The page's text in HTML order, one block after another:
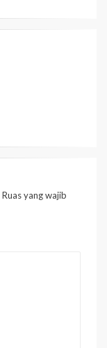
Ruas yang wajib